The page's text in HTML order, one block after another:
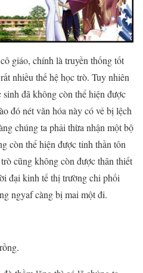
giáo, chính là truyền thống tốt
nhiều thế hệ học trò. Tuy nhiên
đã không còn thể hiện được
đó nét văn hóa này có vẻ bị lệch
chúng ta phải thừa nhận một bộ
còn thể hiện được tinh thần tôn
cũng không còn được thân thiết
đại kinh tế thị trường chi phối
ngyaf càng bị mai một đi.